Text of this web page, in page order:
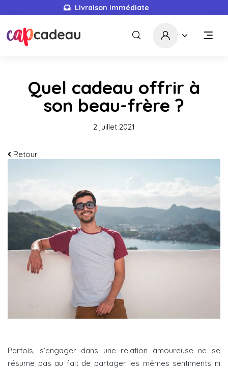
Livraison immédiate
Quel cadeau offrir à
son beau-frère ?
2 juillet 2021
Retour
Parfois, s’engager dans une relation amoureuse ne se
résume pas au fait de partager les mêmes sentiments ni